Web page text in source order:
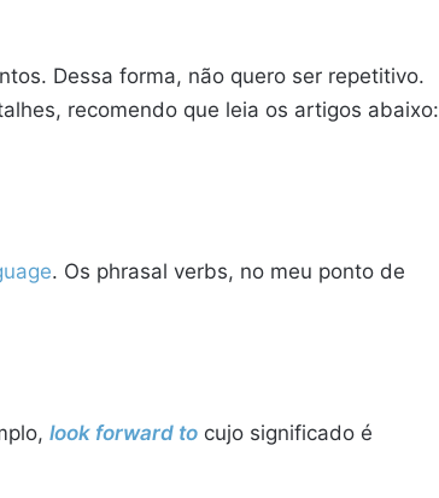
Dessa forma, não quero ser repetitivo.
recomendo que leia os artigos abaixo:
. Os phrasal verbs, no meu ponto de
look forward to cujo significado é